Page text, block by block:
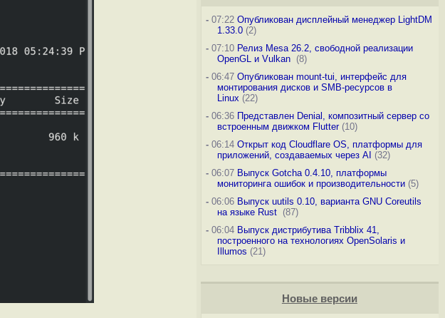
-07:22 Опубликован дисплейный менеджер LightDM
1.33.0(2)
-07:10 Релиз Mesa 26.2, свободной реализации
OpenGL и Vulkan (8)
-06:47 Опубликован mount-tui, интерфейс для
монтирования дисков и SMB-ресурсов в
Linux (22)
-06:36 Представлен Denial, композитный сервер со
встроенным движком Flutter(10)
-06:14 Открыт код Cloudflare OS, платформы для
приложений, создаваемых через AI (32)
-06:07 Выпуск Gotcha 0.4.10, платформы
мониторинга ошибок и производительности(5)
-06:06 Выпуск uutils 0.10, варианта GNU Coreutils
на языке Rust (87)
-06:04 Выпуск дистрибутива Tribblix 41,
построенного на технологиях OpenSolaris и
Illumos (21)
Новые версии